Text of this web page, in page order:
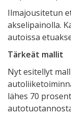
Ilmajousitetun
akselipainolla.
autoissa
Tärkeät mallit
Nyt esitellyt
lähes 70